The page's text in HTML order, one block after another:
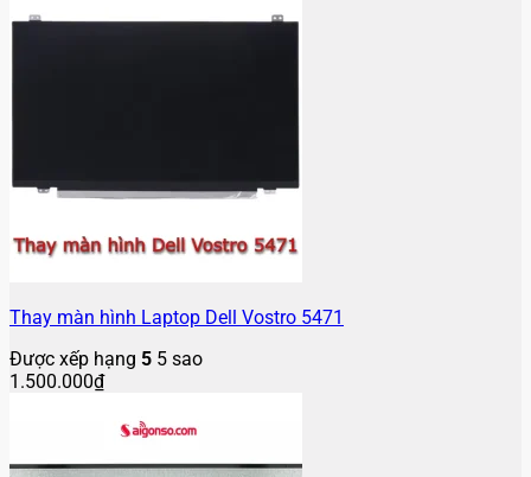
Thay màn hình Laptop Dell Vostro 5471
Được xếp hạng 5 5 sao
1.500.000₫